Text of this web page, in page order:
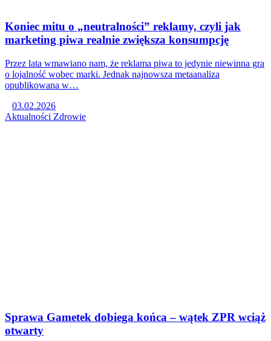
Koniec mitu o „neutralności” reklamy, czyli jak
marketing piwa realnie zwiększa konsumpcję
Przez lata wmawiano nam, że reklama piwa to jedynie niewinna gra
o lojalność wobec marki. Jednak najnowsza metaanaliza
opublikowana w…
03.02.2026
Aktualności Zdrowie
Sprawa Gametek dobiega końca – wątek ZPR wciąż
otwarty